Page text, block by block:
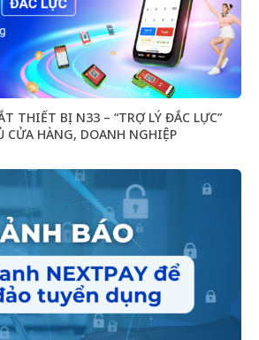
THIẾT BỊ N33 – “TRỢ LÝ ĐẮC LỰC”
CỬA HÀNG, DOANH NGHIỆP